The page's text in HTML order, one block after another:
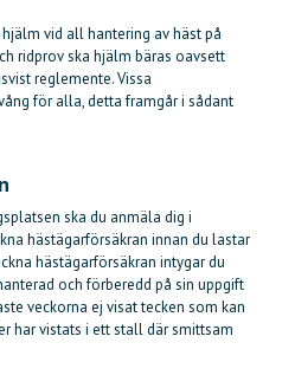
vid all hantering av häst på
ridprov ska hjälm bäras oavsett
reglemente. Vissa
för alla, detta framgår i sådant
ska du anmäla dig i
hästägarförsäkran innan du lastar
hästägarförsäkran intygar du
och förberedd på sin uppgift
veckorna ej visat tecken som kan
har vistats i ett stall där smittsam